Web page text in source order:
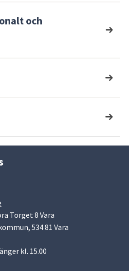
och
Torget 8 Vara
534 81 Vara
kl. 15.00